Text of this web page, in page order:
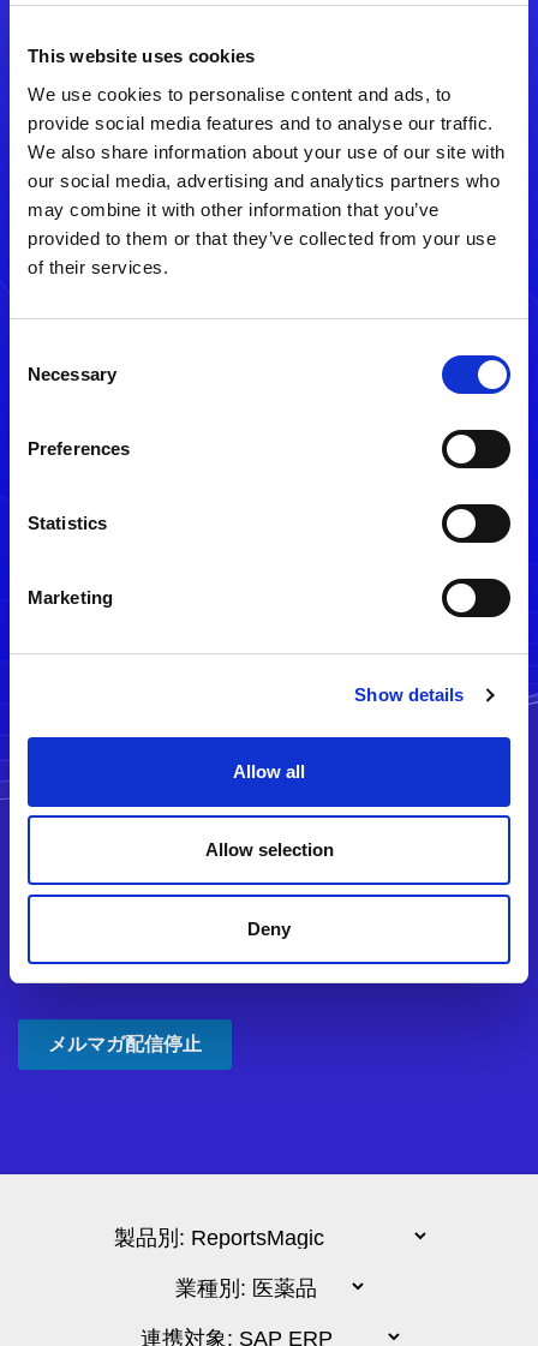
This website uses cookies
We use cookies to personalise content and ads, to
provide social media features and to analyse our traffic.
We also share information about your use of our site with
our social media, advertising and analytics partners who
may combine it with other information that you’ve
provided to them or that they’ve collected from your use
of their services.
Selection
Necessary
Preferences
Statistics
Marketing
Show details
Allow all
Allow selection
Deny
ある可能性があります。
メールアドレスをご確認のうえ、
再度手続きを行ってください。
メルマガ配信停止